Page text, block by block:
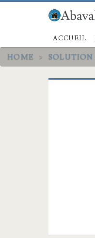
ACCUEIL
HOME >